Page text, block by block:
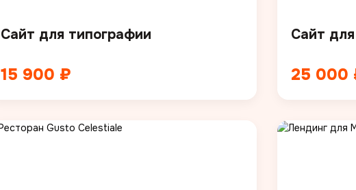
Сайт для типографии
15 900 ₽
Сайт
25 000